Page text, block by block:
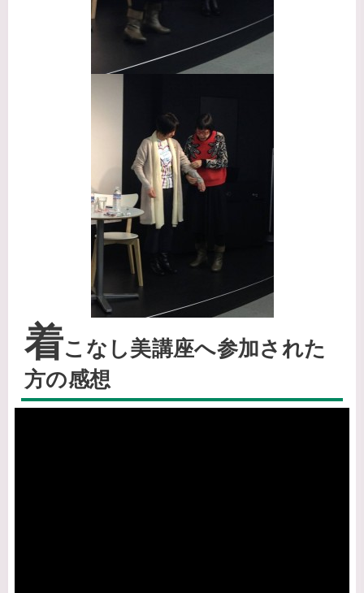
着こなし美講座へ参加された
方の感想